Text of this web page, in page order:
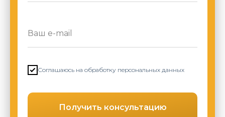
Соглашаюсь на обработку персональных данных
Получить консультацию